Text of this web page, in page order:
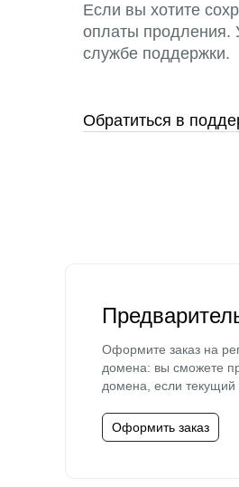
Если вы хотите
оплаты продления.
службе поддержки.
Обратиться в
Оформите заказ на
домена: вы сможете
домена, если текущий
Оформить заказ